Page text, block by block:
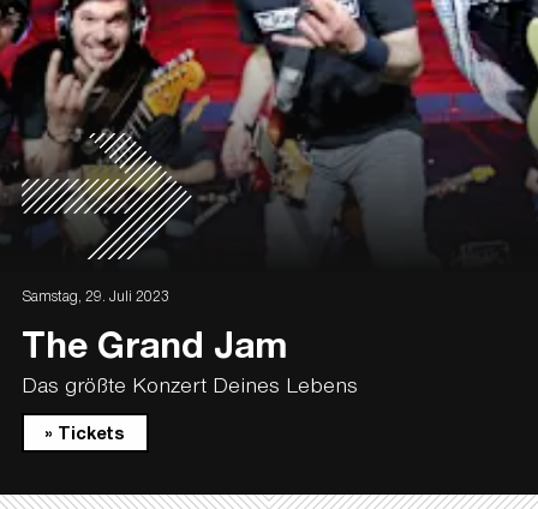
Samstag, 29. Juli 2023
The Grand Jam
Das größte Konzert Deines Lebens
» Tickets